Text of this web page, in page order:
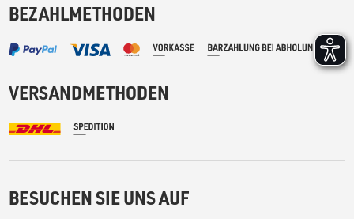
BEZAHLMETHODEN
VERSANDMETHODEN
BESUCHEN SIE UNS AUF